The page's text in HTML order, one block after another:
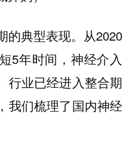
的典型表现。从2020
5年时间，神经介入
行业已经进入整合期
我们梳理了国内神经